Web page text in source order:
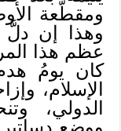
ومقطَّعة
وهذا إن
عظم هذا
كان يومُ
الإسلام،
الدولي،
ووضع دساتير